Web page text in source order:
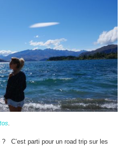
? C’est parti pour un road trip sur les